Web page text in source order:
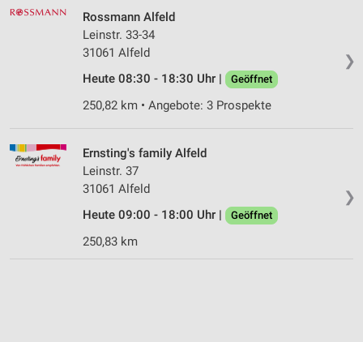
❯
Rossmann Alfeld
Leinstr. 33-34
31061 Alfeld
Heute 08:30 - 18:30 Uhr |
Geöffnet
250,82 km • Angebote: 3 Prospekte
❯
Ernsting's family Alfeld
Leinstr. 37
31061 Alfeld
Heute 09:00 - 18:00 Uhr |
Geöffnet
250,83 km